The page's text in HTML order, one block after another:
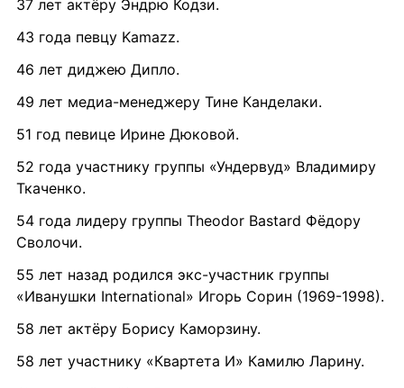
37 лет актёру Эндрю Кодзи.
43 года певцу Kamazz.
46 лет диджею Дипло.
49 лет медиа-менеджеру Тине Канделаки.
51 год певице Ирине Дюковой.
52 года участнику группы «Ундервуд» Владимиру
Ткаченко.
54 года лидеру группы Theodor Bastard Фёдору
Сволочи.
55 лет назад родился экс-участник группы
«Иванушки International» Игорь Сорин (1969-1998).
58 лет актёру Борису Каморзину.
58 лет участнику «Квартета И» Камилю Ларину.